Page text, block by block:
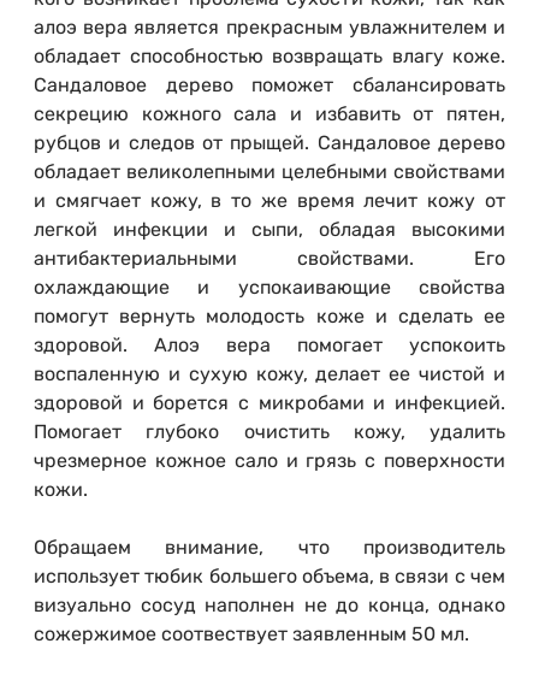
алоэ вера является прекрасным увлажнителем и
обладает способностью возвращать влагу коже.
Сандаловое дерево поможет сбалансировать
секрецию кожного сала и избавить от пятен,
рубцов и следов от прыщей. Сандаловое дерево
обладает великолепными целебными свойствами
и смягчает кожу, в то же время лечит кожу от
легкой инфекции и сыпи, обладая высокими
антибактериальными свойствами. Его
охлаждающие и успокаивающие свойства
помогут вернуть молодость коже и сделать ее
здоровой. Алоэ вера помогает успокоить
воспаленную и сухую кожу, делает ее чистой и
здоровой и борется с микробами и инфекцией.
Помогает глубоко очистить кожу, удалить
чрезмерное кожное сало и грязь с поверхности
кожи.
Обращаем внимание, что производитель
использует тюбик большего объема, в связи с чем
визуально сосуд наполнен не до конца, однако
сожержимое соотвествует заявленным 50 мл.